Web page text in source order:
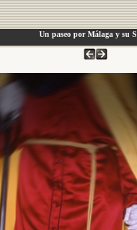
Un paseo por Málaga y su